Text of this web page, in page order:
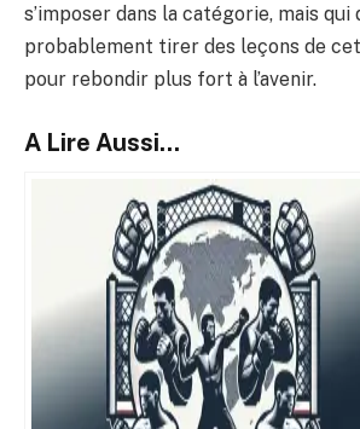
s’imposer dans la catégorie, mais qui
probablement tirer des leçons de
pour rebondir plus fort à l’avenir.
A Lire Aussi...